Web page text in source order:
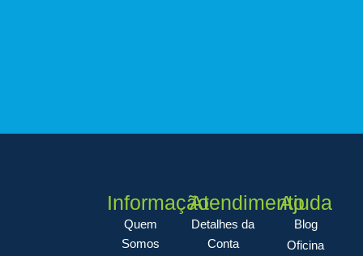
Informação
Quem
Somos
Atendimento
Detalhes da
Conta
Ajuda
Blog
Oficina